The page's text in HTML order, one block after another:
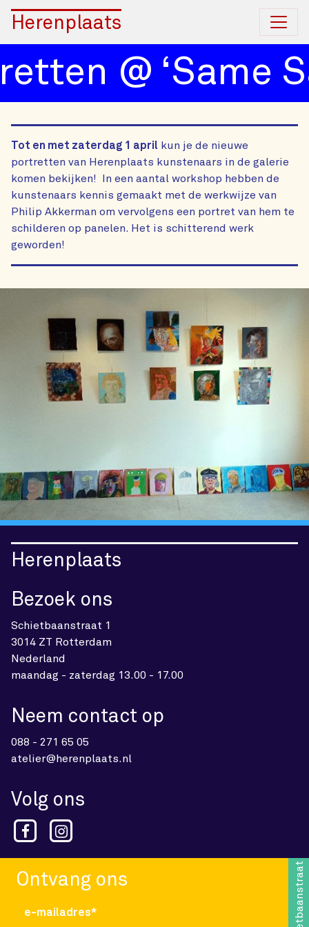
Herenplaats
@ ‘Same
Tot en met zaterdag 1 april kun je de nieuwe
portretten van Herenplaats kunstenaars in de galerie
komen bekijken! In een aantal workshop hebben de
kunstenaars kennis gemaakt met de werkwijze van
Philip Akkerman om vervolgens een portret van hem te
schilderen op panelen. Het is schitterend werk
geworden!
Herenplaats
Bezoek ons
Schietbaanstraat 1
3014 ZT Rotterdam
Nederland
maandag - zaterdag 13.00 - 17.00
Neem contact op
088 - 271 65 05
atelier@herenplaats.nl
Volg ons
Ontvang ons
e-mailadres* Schietbaanstraat 1